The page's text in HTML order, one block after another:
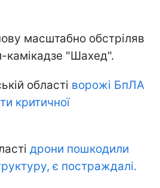
масштабно обстріляв
камікадзе "Шахед".
області ворожі БпЛА
критичної
дрони пошкодили
є постраждалі.